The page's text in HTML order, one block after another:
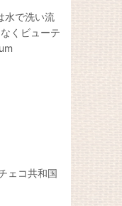
水で洗い流
くビューテ
ェコ共和国